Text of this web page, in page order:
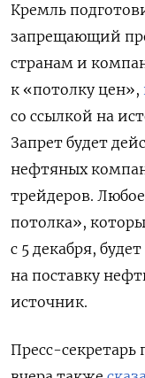
Кремль
запрещающий
странам и
к «потолку цен»,
со ссылкой на
Запрет будет
нефтяных
трейдеров.
потолка»,
с 5 декабря,
на поставку
источник.
Пресс-